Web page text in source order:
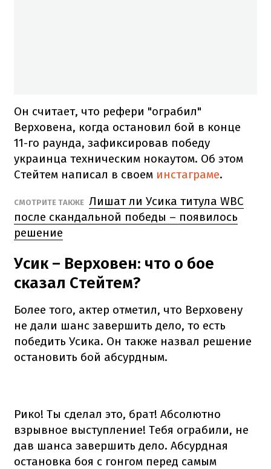
Он считает, что рефери "ограбил"
Верховена, когда остановил бой в конце
11-го раунда, зафиксировав победу
украинца техническим нокаутом. Об этом
Стейтем написал в своем инстаграме.
СМОТРИТЕ ТАКЖЕ Лишат ли Усика титула WBC
после скандальной победы – появилось
решение
Усик – Верховен: что о бое
сказал Стейтем?
Более того, актер отметил, что Верховену
не дали шанс завершить дело, то есть
победить Усика. Он также назвал решение
остановить бой абсурдным.
Рико! Ты сделал это, брат! Абсолютно
взрывное выступление! Тебя ограбили, не
дав шанса завершить дело. Абсурдная
остановка боя с гонгом перед самым